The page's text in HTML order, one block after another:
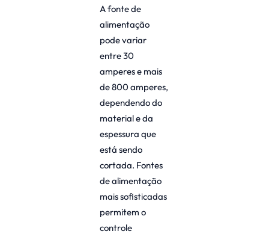
A fonte de
alimentação
pode variar
entre 30
amperes e mais
de 800 amperes,
dependendo do
material e da
espessura que
está sendo
cortada. Fontes
de alimentação
mais sofisticadas
permitem o
controle